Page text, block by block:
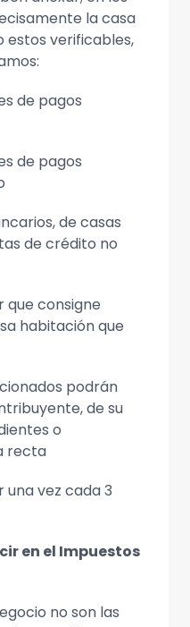
la casa
estos verificables,
de pagos
de pagos
de casas
de crédito no
consigne
habitación que
podrán
de su
o
recta
una vez cada 3
en el Impuestos
no son las